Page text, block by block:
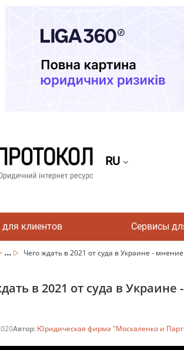
RU
клиентов Сервисы
... Чего ждать в 2021 от суда в Украине -
в 2021 от суда в
Автор: Юридическая фирма "Москаленко и